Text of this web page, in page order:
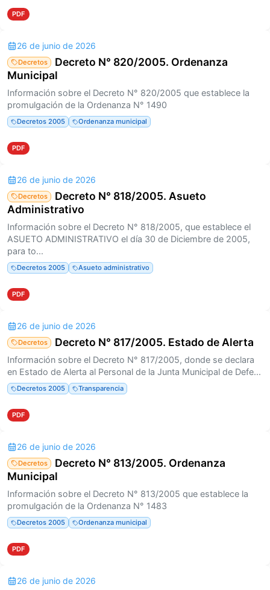
PDF
26 de junio de 2026
Decretos
Decreto N° 820/2005. Ordenanza
Municipal
Información sobre el Decreto N° 820/2005 que establece la
promulgación de la Ordenanza N° 1490
Decretos 2005 Ordenanza municipal
PDF
26 de junio de 2026
Decretos
Decreto N° 818/2005. Asueto
Administrativo
Información sobre el Decreto N° 818/2005, que establece el
ASUETO ADMINISTRATIVO el día 30 de Diciembre de 2005,
para to...
Decretos 2005 Asueto administrativo
PDF
26 de junio de 2026
Decretos Decreto N° 817/2005. Estado de Alerta
Información sobre el Decreto N° 817/2005, donde se declara
en Estado de Alerta al Personal de la Junta Municipal de Defe...
Decretos 2005 Transparencia
PDF
26 de junio de 2026
Decretos
Decreto N° 813/2005. Ordenanza
Municipal
Información sobre el Decreto N° 813/2005 que establece la
promulgación de la Ordenanza N° 1483
Decretos 2005 Ordenanza municipal
PDF
26 de junio de 2026